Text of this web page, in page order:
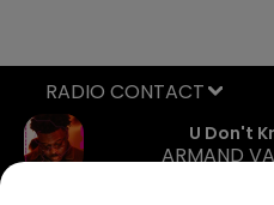
U Don't
ARMAND